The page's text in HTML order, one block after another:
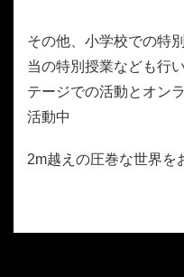
その他、小学校での特
当の特別授業なども行
テージでの活動とオン
活動中
2m越えの圧巻な世界を